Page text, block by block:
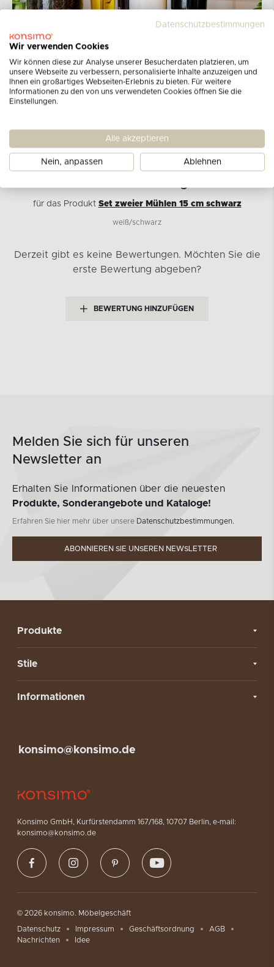
für das Produkt Set zweier Mühlen 15 cm schwarz
weiß/schwarz
Derzeit gibt es keine Bewertungen. Möchten Sie die
erste Bewertung abgeben?
BEWERTUNG HINZUFÜGEN
Melden Sie sich für unseren
Newsletter an
Erhalten Sie Informationen über die neuesten
Produkte, Sonderangebote und Kataloge!
Erfahren Sie hier mehr über unsere Datenschutzbestimmungen.
ABONNIEREN SIE UNSEREN NEWSLETTER
Produkte
Stile
Informationen
Konsimo GmbH, Kurfürstendamm 167/168, 10707 Berlin, e-mail:
konsimo@konsimo.de
konsimo@konsimo.de
© 2026 konsimo. Möbelgeschäft
Datenschutz Impressum Geschäftsordnung
AGB
Nachrichten
Idee
Datenschutzbestimmungen
Wir verwenden Cookies
Wir können diese zur Analyse unserer Besucherdaten platzieren, um
unsere Webseite zu verbessern, personalisierte Inhalte anzuzeigen und
Ihnen ein großartiges Webseiten-Erlebnis zu bieten. Für weitere
Informationen zu den von uns verwendeten Cookies öffnen Sie die
Einstellungen.
Alle akzeptieren
Nein, anpassen Ablehnen